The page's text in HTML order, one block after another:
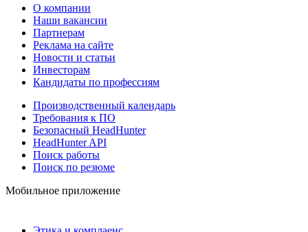
О компании
Наши вакансии
Партнерам
Реклама на сайте
Новости и статьи
Инвесторам
Кандидаты по профессиям
Производственный календарь
Требования к ПО
Безопасный HeadHunter
HeadHunter API
Поиск работы
Поиск по резюме
Мобильное приложение